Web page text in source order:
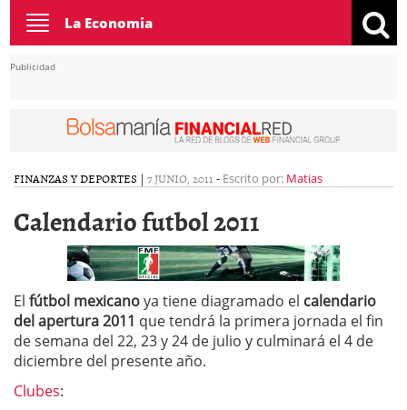
Toggle
navigation
La Economia
Publicidad
FINANZAS Y DEPORTES | 7 JUNIO, 2011 - Escrito por: Matias
Calendario futbol 2011
El fútbol mexicanoya tiene diagramado el calendario
del apertura 2011 que tendrá la primera jornada el fin
de semana del 22, 23 y 24 de julio y culminará el 4 de
diciembre del presente año.
Clubes: